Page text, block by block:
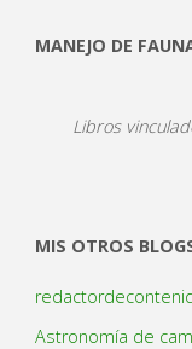
MANEJO DE
Libros
MIS OTROS
Astronomía de